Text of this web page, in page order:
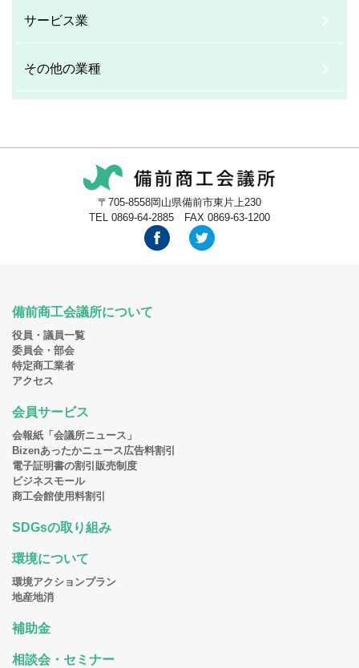
サービス業
その他の業種
〒705-8558岡山県備前市東片上230
TEL 0869-64-2885 FAX 0869-63-1200
備前商工会議所について
役員・議員一覧
委員会・部会
特定商工業者
アクセス
会員サービス
会報紙「会議所ニュース」
Bizenあったかニュース広告料割引
電子証明書の割引販売制度
ビジネスモール
商工会館使用料割引
SDGsの取り組み
環境について
環境アクションプラン
地産地消
補助金
相談会・セミナー